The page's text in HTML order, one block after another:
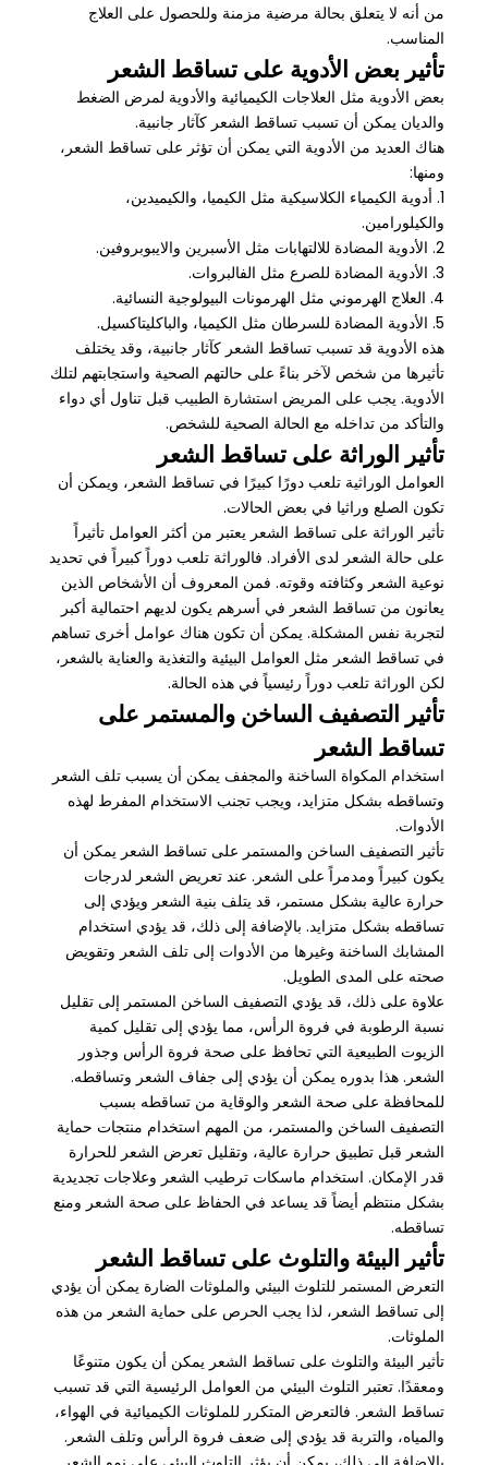
من أنه لا يتعلق بحالة مرضية مزمنة وللحصول على العلاج
المناسب.
تأثير بعض الأدوية على تساقط الشعر
بعض الأدوية مثل العلاجات الكيميائية والأدوية لمرض الضغط
والديان يمكن أن تسبب تساقط الشعر كآثار جانبية.
هناك العديد من الأدوية التي يمكن أن تؤثر على تساقط الشعر،
ومنها:
1. أدوية الكيمياء الكلاسيكية مثل الكيميا، والكيميدين،
والكيلورامين.
2. الأدوية المضادة للالتهابات مثل الأسبرين والايبوبروفين.
3. الأدوية المضادة للصرع مثل الفالبروات.
4. العلاج الهرموني مثل الهرمونات البيولوجية النسائية.
5. الأدوية المضادة للسرطان مثل الكيميا، والباكليتاكسيل.
هذه الأدوية قد تسبب تساقط الشعر كآثار جانبية، وقد يختلف
تأثيرها من شخص لآخر بناءً على حالتهم الصحية واستجابتهم لتلك
الأدوية. يجب على المريض استشارة الطبيب قبل تناول أي دواء
والتأكد من تداخله مع الحالة الصحية للشخص.
تأثير الوراثة على تساقط الشعر
العوامل الوراثية تلعب دورًا كبيرًا في تساقط الشعر، ويمكن أن
تكون الصلع وراثيا في بعض الحالات.
تأثير الوراثة على تساقط الشعر يعتبر من أكثر العوامل تأثيراً
على حالة الشعر لدى الأفراد. فالوراثة تلعب دوراً كبيراً في تحديد
نوعية الشعر وكثافته وقوته. فمن المعروف أن الأشخاص الذين
يعانون من تساقط الشعر في أسرهم يكون لديهم احتمالية أكبر
لتجربة نفس المشكلة. يمكن أن تكون هناك عوامل أخرى تساهم
في تساقط الشعر مثل العوامل البيئية والتغذية والعناية بالشعر،
لكن الوراثة تلعب دوراً رئيسياً في هذه الحالة.
تأثير التصفيف الساخن والمستمر على
تساقط الشعر
استخدام المكواة الساخنة والمجفف يمكن أن يسبب تلف الشعر
وتساقطه بشكل متزايد، ويجب تجنب الاستخدام المفرط لهذه
الأدوات.
تأثير التصفيف الساخن والمستمر على تساقط الشعر يمكن أن
يكون كبيراً ومدمراً على الشعر. عند تعريض الشعر لدرجات
حرارة عالية بشكل مستمر، قد يتلف بنية الشعر ويؤدي إلى
تساقطه بشكل متزايد. بالإضافة إلى ذلك، قد يؤدي استخدام
المشابك الساخنة وغيرها من الأدوات إلى تلف الشعر وتقويض
صحته على المدى الطويل.
علاوة على ذلك، قد يؤدي التصفيف الساخن المستمر إلى تقليل
نسبة الرطوبة في فروة الرأس، مما يؤدي إلى تقليل كمية
الزيوت الطبيعية التي تحافظ على صحة فروة الرأس وجذور
الشعر. هذا بدوره يمكن أن يؤدي إلى جفاف الشعر وتساقطه.
للمحافظة على صحة الشعر والوقاية من تساقطه بسبب
التصفيف الساخن والمستمر، من المهم استخدام منتجات حماية
الشعر قبل تطبيق حرارة عالية، وتقليل تعرض الشعر للحرارة
قدر الإمكان. استخدام ماسكات ترطيب الشعر وعلاجات تجديدية
بشكل منتظم أيضاً قد يساعد في الحفاظ على صحة الشعر ومنع
تساقطه.
تأثير البيئة والتلوث على تساقط الشعر
التعرض المستمر للتلوث البيئي والملوثات الضارة يمكن أن يؤدي
إلى تساقط الشعر، لذا يجب الحرص على حماية الشعر من هذه
الملوثات.
تأثير البيئة والتلوث على تساقط الشعر يمكن أن يكون متنوعًا
ومعقدًا. تعتبر التلوث البيئي من العوامل الرئيسية التي قد تسبب
تساقط الشعر. فالتعرض المتكرر للملوثات الكيميائية في الهواء،
والمياه، والتربة قد يؤدي إلى ضعف فروة الرأس وتلف الشعر.